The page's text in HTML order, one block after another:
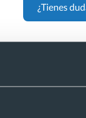
¿Tienes
con